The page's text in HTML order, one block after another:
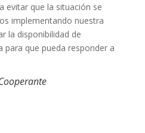
evitar que la situación se
implementando nuestra
la disponibilidad de
para que pueda responder a